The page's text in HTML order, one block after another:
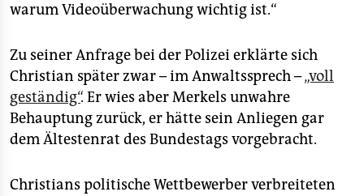
warum Videoüberwachung wichtig ist.“
Zu seiner Anfrage bei der Polizei erklärte sich
Christian später zwar – im Anwaltssprech –„voll
geständig“. Er wies aber Merkels unwahre
Behauptung zurück, er hätte sein Anliegen gar
dem Ältestenrat des Bundestags vorgebracht.
Christians politische Wettbewerber verbreiteten